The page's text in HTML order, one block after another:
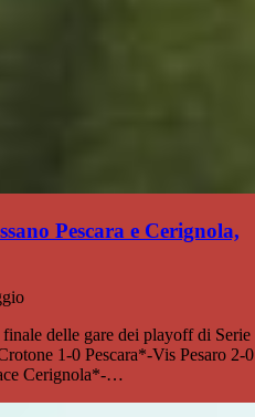
Pescara e Cerignola,
delle gare dei playoff di Serie
1-0 Pescara*-Vis Pesaro 2-0
Cerignola*-…